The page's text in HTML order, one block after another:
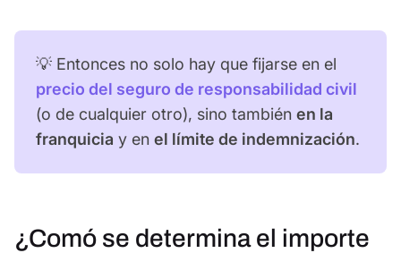
💡 Entonces no solo hay que fijarse en el
precio del seguro de responsabilidad civil
(o de cualquier otro), sino también en la
franquicia y en el límite de indemnización.
¿Comó se determina el importe